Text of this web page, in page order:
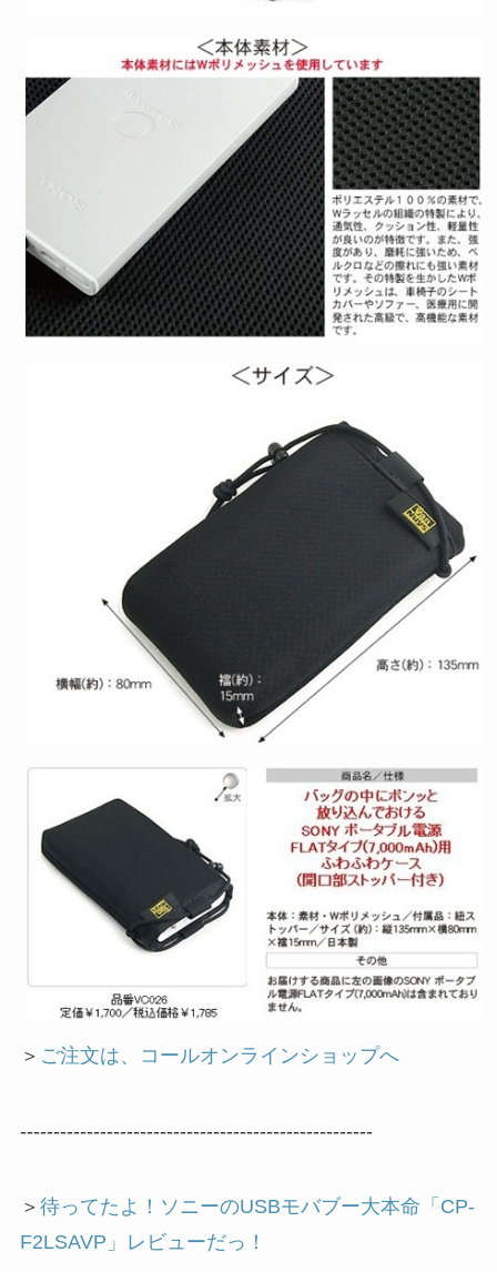
＞ ご注文は、コールオンラインショップへ
-----------------------------------------------------
＞ 待ってたよ！ソニーのUSBモバブー大本命「CP-
F2LSAVP」レビューだっ！